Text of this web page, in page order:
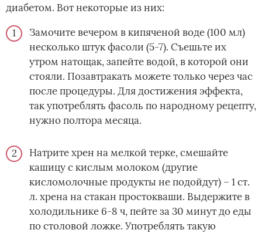
диабетом. Вот некоторые из них:
Замочите вечером в кипяченой воде (100 мл)
несколько штук фасоли (5-7). Съешьте их
утром натощак, запейте водой, в которой они
стояли. Позавтракать можете только через час
после процедуры. Для достижения эффекта,
так употреблять фасоль по народному рецепту,
нужно полтора месяца.
Натрите хрен на мелкой терке, смешайте
кашицу с кислым молоком (другие
кисломолочные продукты не подойдут) – 1 ст.
л. хрена на стакан простокваши. Выдержите в
холодильнике 6-8 ч, пейте за 30 минут до еды
по столовой ложке. Употреблять такую